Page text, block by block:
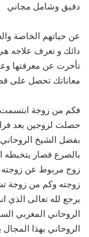
دقيق وشامل مجاني
عن حياتهم الخاصة
دائك و تعرف علاجه
تأخرت عن معرفتها
معاناتك تحصل على
فكم من زوجة
حصلت لزوجين بعد
بفضل الشيخ
بالصرع فصار
زوج مربوط عن زوجته
زوجته وكم من زوجة
يرجع لله تعالى الذي
الروحاني المغربي
الروحاني بهذا